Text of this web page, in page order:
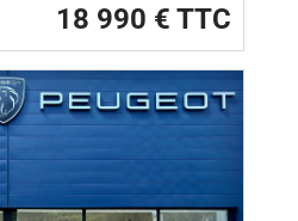
18 990 € TTC